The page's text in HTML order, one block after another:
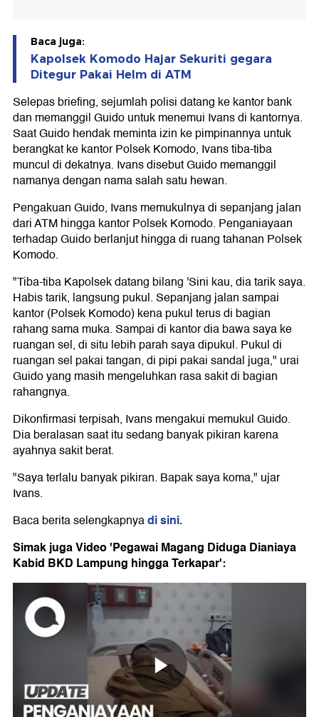
Baca juga:
Kapolsek Komodo Hajar Sekuriti gegara
Ditegur Pakai Helm di ATM
Selepas briefing, sejumlah polisi datang ke kantor bank
dan memanggil Guido untuk menemui Ivans di kantornya.
Saat Guido hendak meminta izin ke pimpinannya untuk
berangkat ke kantor Polsek Komodo, Ivans tiba-tiba
muncul di dekatnya. Ivans disebut Guido memanggil
namanya dengan nama salah satu hewan.
Pengakuan Guido, Ivans memukulnya di sepanjang jalan
dari ATM hingga kantor Polsek Komodo. Penganiayaan
terhadap Guido berlanjut hingga di ruang tahanan Polsek
Komodo.
"Tiba-tiba Kapolsek datang bilang 'Sini kau, dia tarik saya.
Habis tarik, langsung pukul. Sepanjang jalan sampai
kantor (Polsek Komodo) kena pukul terus di bagian
rahang sama muka. Sampai di kantor dia bawa saya ke
ruangan sel, di situ lebih parah saya dipukul. Pukul di
ruangan sel pakai tangan, di pipi pakai sandal juga," urai
Guido yang masih mengeluhkan rasa sakit di bagian
rahangnya.
Dikonfirmasi terpisah, Ivans mengakui memukul Guido.
Dia beralasan saat itu sedang banyak pikiran karena
ayahnya sakit berat.
"Saya terlalu banyak pikiran. Bapak saya koma," ujar
Ivans.
Baca berita selengkapnyadi sini.
Simak juga Video 'Pegawai Magang Diduga Dianiaya
Kabid BKD Lampung hingga Terkapar':